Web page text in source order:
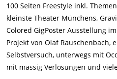
100 Seiten Freestyle inkl.
kleinste Theater Münchens,
Colored GigPoster Ausstellung
Projekt von Olaf Rauschenbach,
Selbstversuch, unterwegs mit
mit massig Verlosungen und